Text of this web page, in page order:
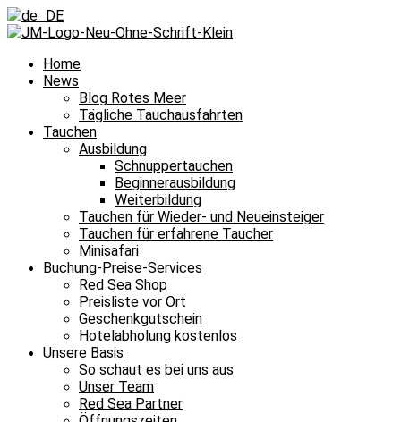
Home
News
Blog Rotes Meer
Tägliche Tauchausfahrten
Tauchen
Ausbildung
Schnuppertauchen
Beginnerausbildung
Weiterbildung
Tauchen für Wieder- und Neueinsteiger
Tauchen für erfahrene Taucher
Minisafari
Buchung-Preise-Services
Red Sea Shop
Preisliste vor Ort
Geschenkgutschein
Hotelabholung kostenlos
Unsere Basis
So schaut es bei uns aus
Unser Team
Red Sea Partner